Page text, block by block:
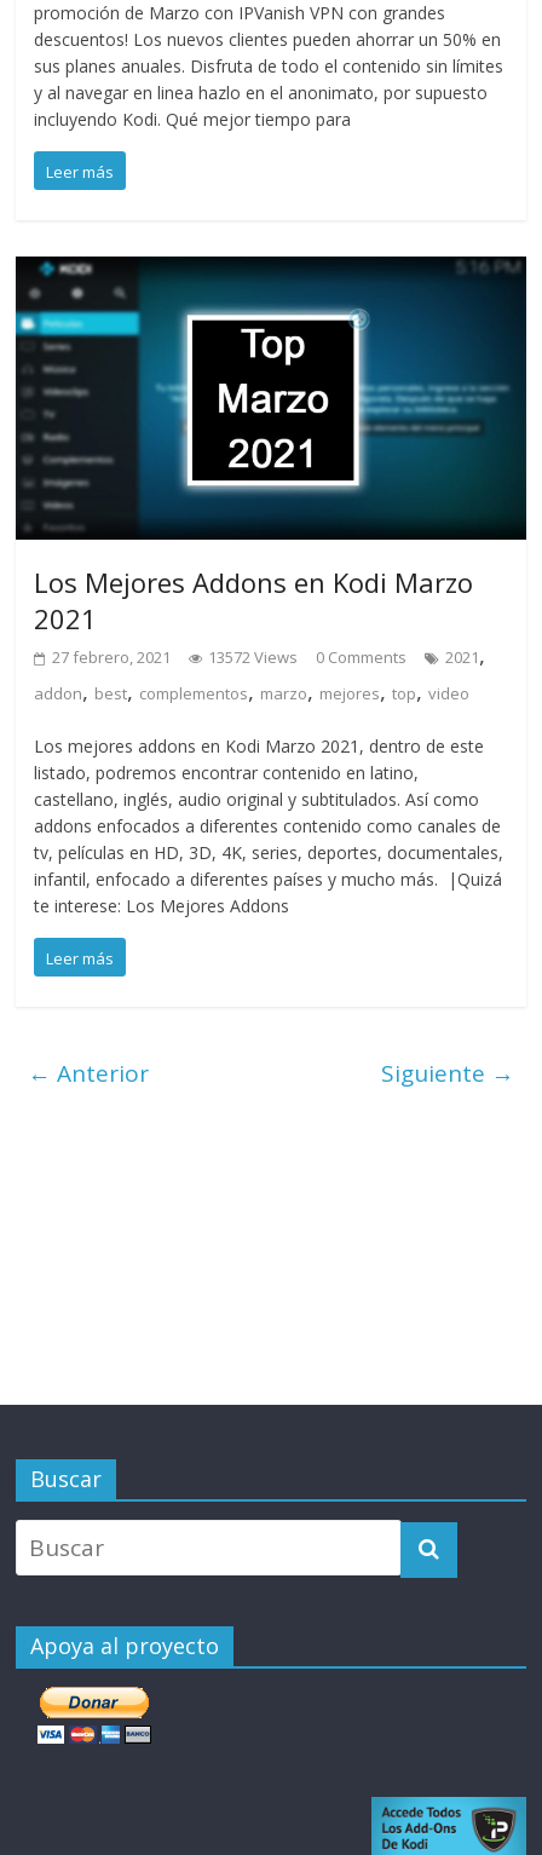
promoción de Marzo con IPVanish VPN con grandes
descuentos! Los nuevos clientes pueden ahorrar un 50% en
sus planes anuales. Disfruta de todo el contenido sin límites
y al navegar en linea hazlo en el anonimato, por supuesto
incluyendo Kodi. Qué mejor tiempo para
Leer más
Los Mejores Addons en Kodi Marzo
2021
27 febrero, 2021 13572 Views 0 Comments 2021,
addon, best, complementos, marzo, mejores,top,video
Los mejores addons en Kodi Marzo 2021, dentro de este
listado, podremos encontrar contenido en latino,
castellano, inglés, audio original y subtitulados. Así como
addons enfocados a diferentes contenido como canales de
tv, películas en HD, 3D, 4K, series, deportes, documentales,
infantil, enfocado a diferentes países y mucho más. |Quizá
te interese: Los Mejores Addons
Leer más
← Anterior Siguiente →
Buscar
Apoya al proyecto